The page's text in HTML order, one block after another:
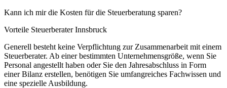
Kann ich mir die Kosten für die Steuerberatung sparen?
Vorteile Steuerberater Innsbruck
Generell besteht keine Verpflichtung zur Zusammenarbeit mit einem
Steuerberater. Ab einer bestimmten Unternehmensgröße, wenn Sie
Personal angestellt haben oder Sie den Jahresabschluss in Form
einer Bilanz erstellen, benötigen Sie umfangreiches Fachwissen und
eine spezielle Ausbildung.